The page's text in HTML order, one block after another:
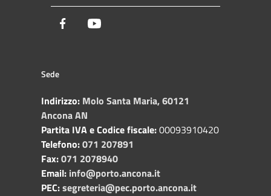
Facebook
Sede
Indirizzo: Molo Santa Maria, 60121
Ancona AN
Partita IVA e Codice fiscale:00093910420
Telefono:071 207891
Fax:071 2078940
Email: info@porto.ancona.it
PEC:segreteria@pec.porto.ancona.it